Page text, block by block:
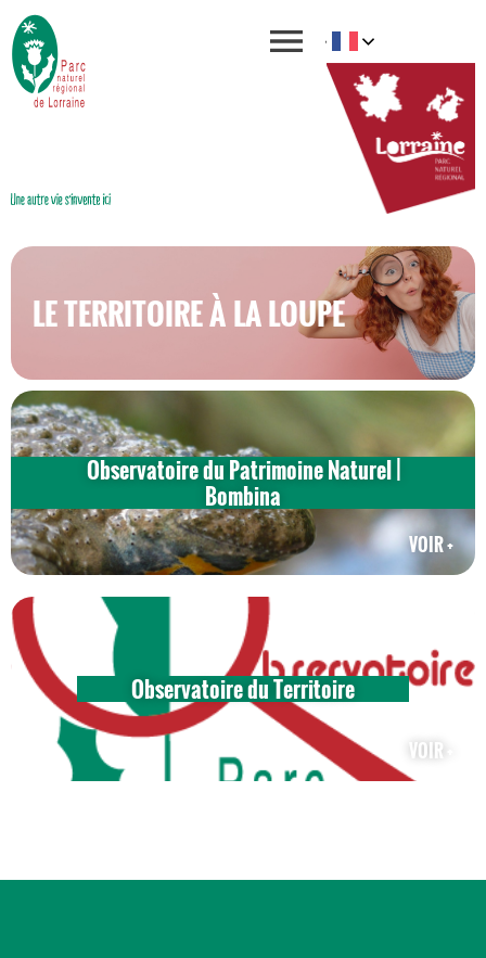
LE TERRITOIRE À LA LOUPE
Observatoire du Patrimoine Naturel |
Bombina
VOIR +
Observatoire du Territoire
VOIR +